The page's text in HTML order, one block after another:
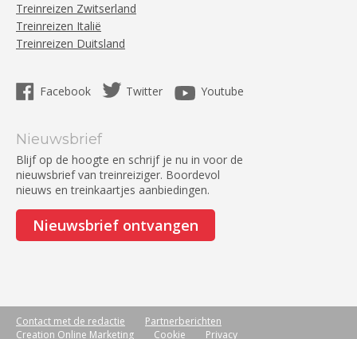
Treinreizen Zwitserland
Treinreizen Italië
Treinreizen Duitsland
Facebook Twitter Youtube
Nieuwsbrief
Blijf op de hoogte en schrijf je nu in voor de
nieuwsbrief van treinreiziger. Boordevol
nieuws en treinkaartjes aanbiedingen.
Nieuwsbrief ontvangen
Contact met de redactie
Partnerberichten
Creation Online Marketing
Cookie Privacy